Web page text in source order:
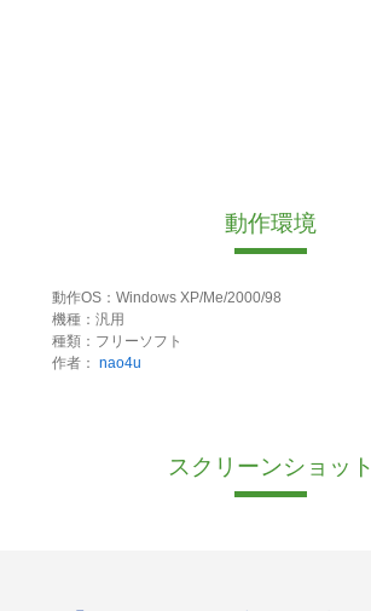
動作環境
動作OS：Windows XP/Me/2000/98
機種：汎用
種類：フリーソフト
作者： nao4u
スクリーンショット